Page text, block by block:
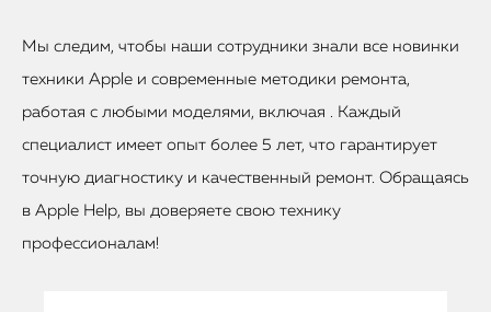
Мы следим, чтобы наши сотрудники знали все новинки
техники Apple и современные методики ремонта,
работая с любыми моделями, включая . Каждый
специалист имеет опыт более 5 лет, что гарантирует
точную диагностику и качественный ремонт. Обращаясь
в Apple Help, вы доверяете свою технику
профессионалам!